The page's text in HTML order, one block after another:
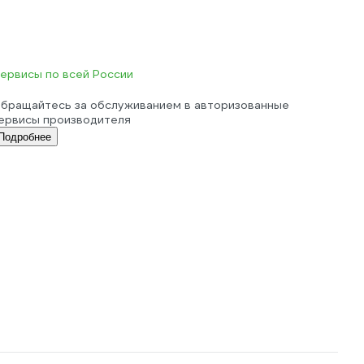
по всей России
за обслуживанием в авторизованные
производителя